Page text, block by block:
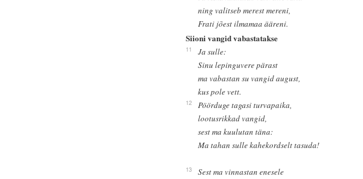
ning valitseb merest mereni,
Frati jõest ilmamaa ääreni.
Siioni vangid vabastatakse
11
Ja sulle:
Sinu lepinguvere pärast
ma vabastan su vangid august,
kus pole vett.
12
Pöörduge tagasi turvapaika,
lootusrikkad vangid,
sest ma kuulutan täna:
Ma tahan sulle kahekordselt tasuda!
13
Sest ma vinnastan enesele